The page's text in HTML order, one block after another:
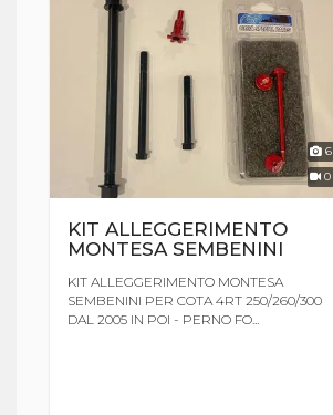
6
0
KIT ALLEGGERIMENTO
MONTESA SEMBENINI
KIT ALLEGGERIMENTO MONTESA
SEMBENINI PER COTA 4RT 250/260/300
DAL 2005 IN POI - PERNO FO...